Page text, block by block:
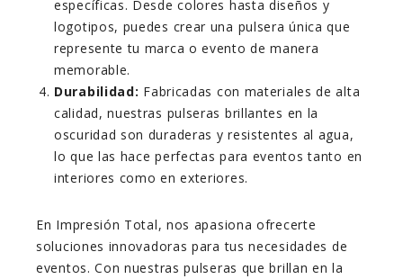
específicas. Desde colores hasta diseños y
logotipos, puedes crear una pulsera única que
represente tu marca o evento de manera
memorable.
Durabilidad: Fabricadas con materiales de alta
calidad, nuestras pulseras brillantes en la
oscuridad son duraderas y resistentes al agua,
lo que las hace perfectas para eventos tanto en
interiores como en exteriores.
En Impresión Total, nos apasiona ofrecerte
soluciones innovadoras para tus necesidades de
eventos. Con nuestras pulseras que brillan en la